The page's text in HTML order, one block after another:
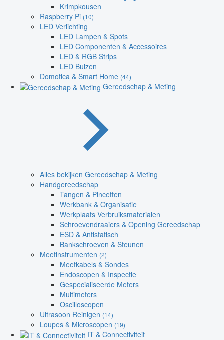
Krimpkousen
Raspberry Pi (10)
LED Verlichting
LED Lampen & Spots
LED Componenten & Accessoires
LED & RGB Strips
LED Buizen
Domotica & Smart Home (44)
Gereedschap & Meting
Alles bekijken Gereedschap & Meting
Handgereedschap
Tangen & Pincetten
Werkbank & Organisatie
Werkplaats Verbruiksmaterialen
Schroevendraaiers & Opening Gereedschap
ESD & Antistatisch
Bankschroeven & Steunen
Meetinstrumenten (2)
Meetkabels & Sondes
Endoscopen & Inspectie
Gespecialiseerde Meters
Multimeters
Oscilloscopen
Ultrasoon Reinigen (14)
Loupes & Microscopen (19)
IT & Connectiviteit